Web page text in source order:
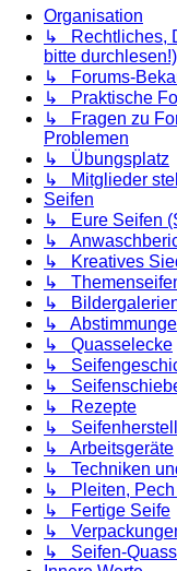
Organisation
↳ Rechtliches,
bitte durchlesen!)
↳ Forums-
↳ Praktische
↳ Fragen zu
Problemen
↳ Übungsplatz
↳ Mitglieder
Seifen
↳ Eure Seifen
↳
↳ Kreatives
↳
↳
↳
↳ Quasselecke
↳
↳
↳ Rezepte
↳
↳ Arbeitsgeräte
↳ Techniken
↳ Pleiten, Pech
↳ Fertige Seife
↳
↳ Seifen-